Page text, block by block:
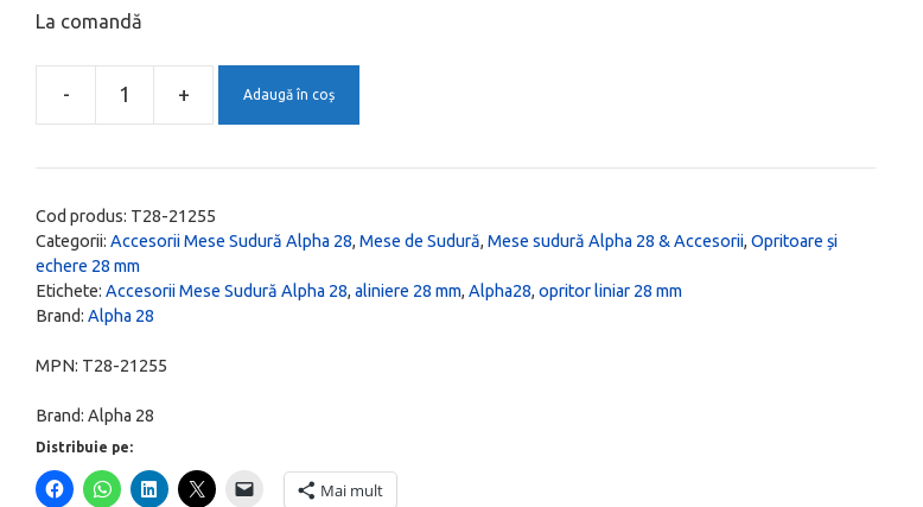
a
254,00 lei.
La comandă
-
liniar,
250
x
50
x
mm,
piese,
Alpha
+ Adaugă în coș
Cod produs: T28-21255
Categorii:Accesorii Mese Sudură Alpha 28,Mese de Sudură,Mese sudură Alpha 28 & Accesorii,Opritoare și
echere 28 mm
Etichete:Accesorii Mese Sudură Alpha 28,aliniere 28 mm,Alpha28,opritor liniar 28 mm
Brand:Alpha 28
MPN: T28-21255
Brand:Alpha 28
Distribuie pe:
Mai mult